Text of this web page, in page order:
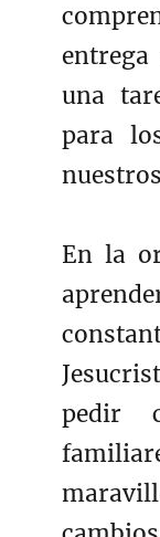
una
para
En la
pedir